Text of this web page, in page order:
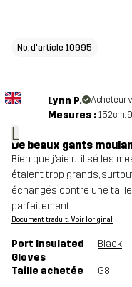
No. d'article 10995
L
Lynn P. Acheteur
Mesures : 152cm,
De beaux gants
Bien que j’aie utilisé les
étaient trop grands,
échangés contre une taille
parfaitement.
Document traduit. Voir l'original
Port Insulated
Gloves
Black
Taille achetée G8